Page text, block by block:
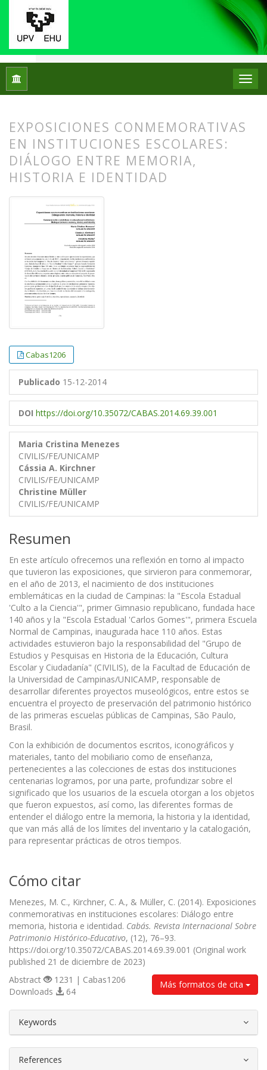
Inicio
EXPOSICIONES CONMEMORATIVAS
EN INSTITUCIONES ESCOLARES:
DIÁLOGO ENTRE MEMORIA,
HISTORIA E IDENTIDAD
Cabas1206
Publicado 15-12-2014
DOI https://doi.org/10.35072/CABAS.2014.69.39.001
Maria Cristina Menezes
CIVILIS/FE/UNICAMP
Cássia A. Kirchner
CIVILIS/FE/UNICAMP
Christine Müller
CIVILIS/FE/UNICAMP
Resumen
En este artículo ofrecemos una reflexión en torno al impacto
que tuvieron las exposiciones, que sirvieron para conmemorar,
en el año de 2013, el nacimiento de dos instituciones
emblemáticas en la ciudad de Campinas: la "Escola Estadual
'Culto a la Ciencia'", primer Gimnasio republicano, fundada hace
140 años y la "Escola Estadual 'Carlos Gomes'", primera Escuela
Normal de Campinas, inaugurada hace 110 años. Estas
actividades estuvieron bajo la responsabilidad del "Grupo de
Estudios y Pesquisas en Historia de la Educación, Cultura
Escolar y Ciudadanía" (CIVILIS), de la Facultad de Educación de
la Universidad de Campinas/UNICAMP, responsable de
desarrollar diferentes proyectos museológicos, entre estos se
encuentra el proyecto de preservación del patrimonio histórico
de las primeras escuelas públicas de Campinas, São Paulo,
Brasil.
Con la exhibición de documentos escritos, iconográficos y
materiales, tanto del mobiliario como de enseñanza,
pertenecientes a las colecciones de estas dos instituciones
centenarias logramos, por una parte, profundizar sobre el
significado que los usuarios de la escuela otorgan a los objetos
que fueron expuestos, así como, las diferentes formas de
entender el diálogo entre la memoria, la historia y la identidad,
que van más allá de los límites del inventario y la catalogación,
para representar prácticas de otros tiempos.
Cómo citar
Menezes, M. C., Kirchner, C. A., & Müller, C. (2014). Exposiciones
conmemorativas en instituciones escolares: Diálogo entre
memoria, historia e identidad. Cabás. Revista Internacional Sobre
Patrimonio Histórico-Educativo, (12), 76–93.
https://doi.org/10.35072/CABAS.2014.69.39.001 (Original work
published 21 de diciembre de 2023)
Más formatos de cita
Abstract
1231 | Cabas1206
Downloads
64
Keywords
References